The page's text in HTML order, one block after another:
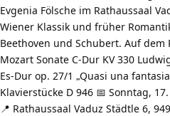
Evgenia Fölsche im Rathaussaal
Wiener Klassik und früher
Beethoven und Schubert. Auf
Mozart Sonate C-Dur KV 330
Es-Dur op. 27/1 „Quasi una
Klavierstücke D 946 📅 Sonntag,
📍 Rathaussaal Vaduz Städtle 6,